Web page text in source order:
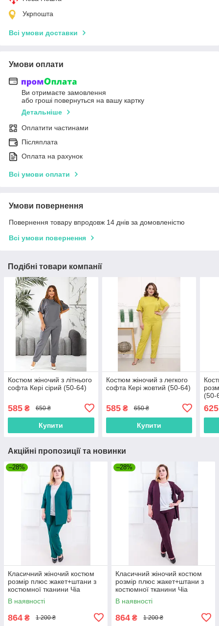
Укрпошта
Всі умови доставки
Умови оплати
Ви отримаєте замовлення
або гроші повернуться на вашу картку
Детальніше
Оплатити частинами
Післяплата
Оплата на рахунок
Всі умови оплати
Умови повернення
Повернення товару впродовж 14 днів за домовленістю
Всі умови повернення
Подібні товари компанії
Костюм жіночий з літнього
софта Кері сірий (50-64)
585 ₴ 650 ₴
Купити
Костюм жіночий з легкого
софта Кері жовтий (50-64)
585₴ 650 ₴
Купити
(50-
Акційні пропозиції та новинки
–28%
Класичний жіночий костюм
розмір плюс жакет+штани з
костюмної тканини Чіа
малахіт (52-62)
В наявності
864 ₴ 1 200 ₴
–28%
Класичний жіночий костюм
розмір плюс жакет+штани з
костюмної тканини Чіа
марсала(52-62)
В наявності
864 ₴ 1 200 ₴